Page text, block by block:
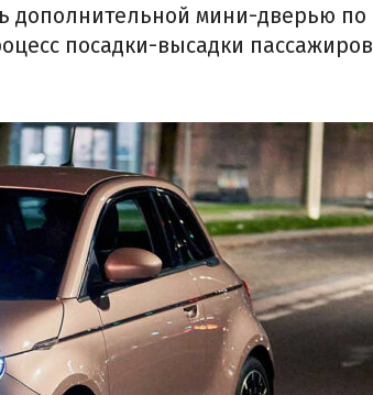
дополнительной мини-дверью по
посадки-высадки пассажиров